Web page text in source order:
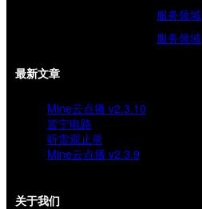
服务领域
服务领域
最新文章
Mine云点播 v2.3.10
皆宁电路
听雷观止录
Mine云点播 v2.3.9
关于我们